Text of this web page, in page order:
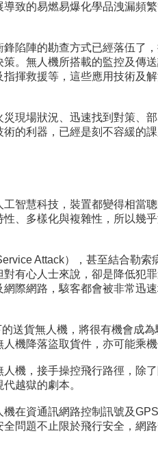
致的易燃易爆化學品洩漏頻
陷陣的勘查方式已經落伍了
。無人機所搭載的監控及傳
揮救援等，這些應用技術及
現場狀況、迅速找到對策、
的利器，已經是刻不容緩的課
智慧科技，裝置都變得相當
、多樣化與複雜性，所以幾
Attack），甚至結合勒索
有心人士來說，卻是降低犯
際網路，駭客都會被非常迅
送貨無人機，將很有機會成
機降落盜取貨件，亦可能乘
機，接手操控飛行路徑，除
越獄的劇本。
在資通訊網路控制訊號及
問題不止限於飛行安全，網路